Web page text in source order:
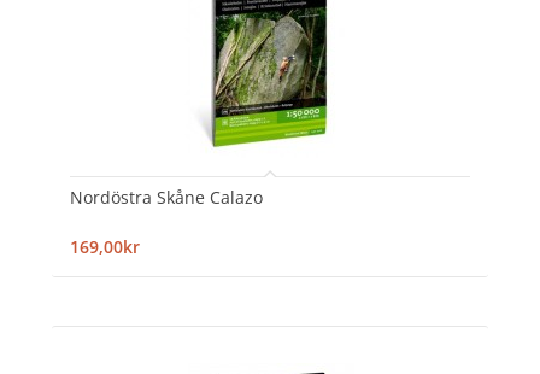
Nordöstra Skåne Calazo
169,00kr